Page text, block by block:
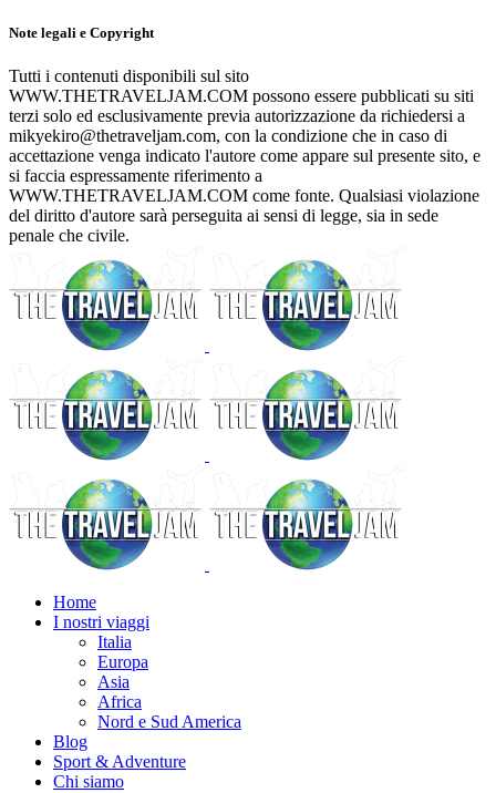
Note legali e Copyright
Tutti i contenuti disponibili sul sito
WWW.THETRAVELJAM.COM possono essere pubblicati su siti
terzi solo ed esclusivamente previa autorizzazione da richiedersi a
mikyekiro@thetraveljam.com, con la condizione che in caso di
accettazione venga indicato l'autore come appare sul presente sito, e
si faccia espressamente riferimento a
WWW.THETRAVELJAM.COM come fonte. Qualsiasi violazione
del diritto d'autore sarà perseguita ai sensi di legge, sia in sede
penale che civile.
Home
I nostri viaggi
Italia
Europa
Asia
Africa
Nord e Sud America
Blog
Sport & Adventure
Chi siamo